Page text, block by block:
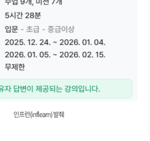
인프런(inflearn) 발췌